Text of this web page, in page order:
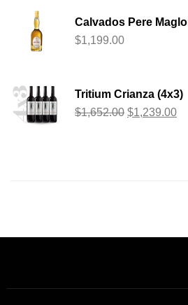
Calvados Pere
$1,199.00
Tritium Crianza (4x3)
$1,652.00 $1,239.00